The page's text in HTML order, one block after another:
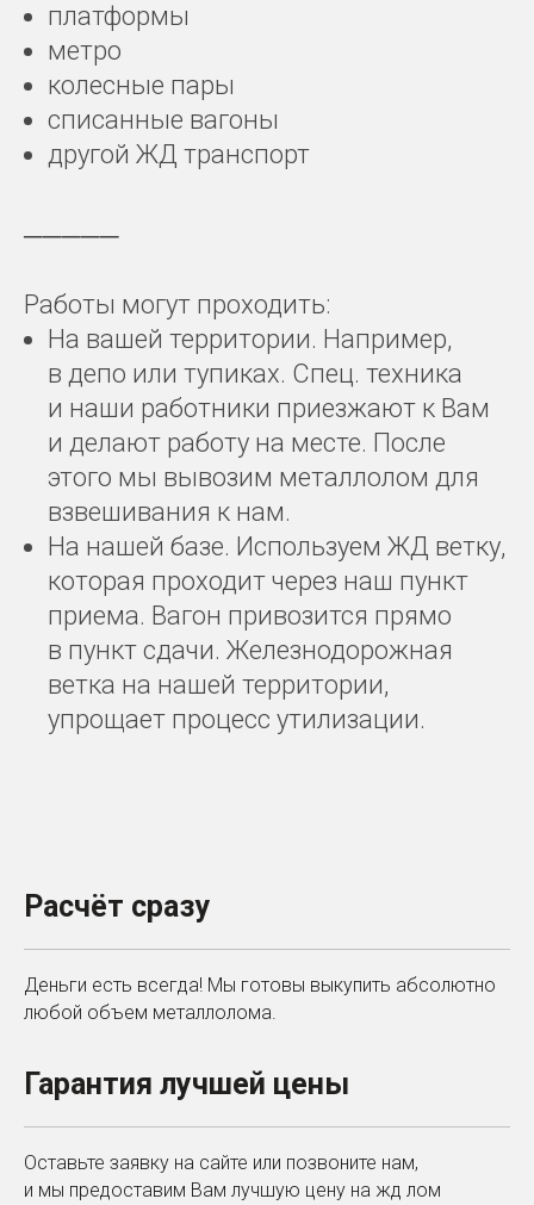
платформы
метро
колесные пары
списанные вагоны
другой ЖД транспорт
─────
Работы могут проходить:
На вашей территории. Например,
в депо или тупиках. Спец. техника
и наши работники приезжают к Вам
и делают работу на месте. После
этого мы вывозим металлолом для
взвешивания к нам.
На нашей базе. Используем ЖД ветку,
которая проходит через наш пункт
приема. Вагон привозится прямо
в пункт сдачи. Железнодорожная
ветка на нашей территории,
упрощает процесс утилизации.
Расчёт сразу
Деньги есть всегда! Мы готовы выкупить абсолютно
любой объем металлолома.
Гарантия лучшей цены
Оставьте заявку на сайте или позвоните нам,
и мы предоставим Вам лучшую цену на жд лом